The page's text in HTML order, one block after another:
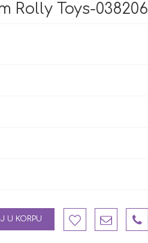
Rolly Toys-038206
U KORPU